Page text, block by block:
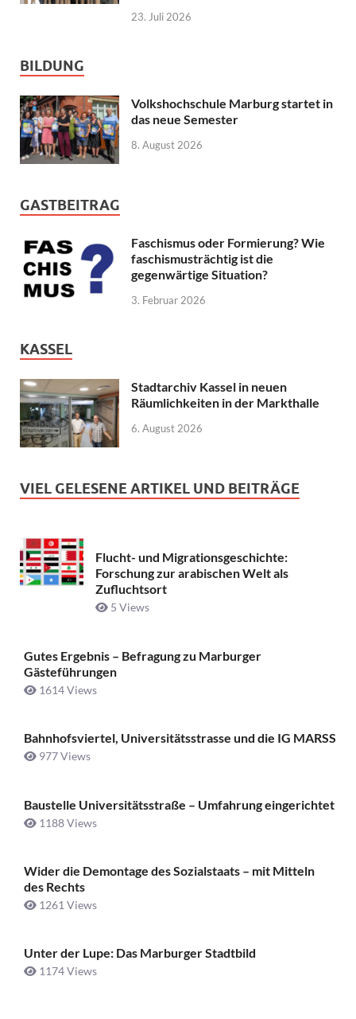
23. Juli 2026
BILDUNG
Volkshochschule Marburg startet in
das neue Semester
8. August 2026
GASTBEITRAG
Faschismus oder Formierung? Wie
faschismusträchtig ist die
gegenwärtige Situation?
3. Februar 2026
KASSEL
Stadtarchiv Kassel in neuen
Räumlichkeiten in der Markthalle
6. August 2026
VIEL GELESENE ARTIKEL UND BEITRÄGE
Flucht- und Migrationsgeschichte:
Forschung zur arabischen Welt als
Zufluchtsort
5 Views
Gutes Ergebnis – Befragung zu Marburger
Gästeführungen
1614 Views
Bahnhofsviertel, Universitätsstrasse und die IG MARSS
977 Views
Baustelle Universitätsstraße ­– Umfahrung eingerichtet
1188 Views
Wider die Demontage des Sozialstaats – mit Mitteln
des Rechts
1261 Views
Unter der Lupe: Das Marburger Stadtbild
1174 Views